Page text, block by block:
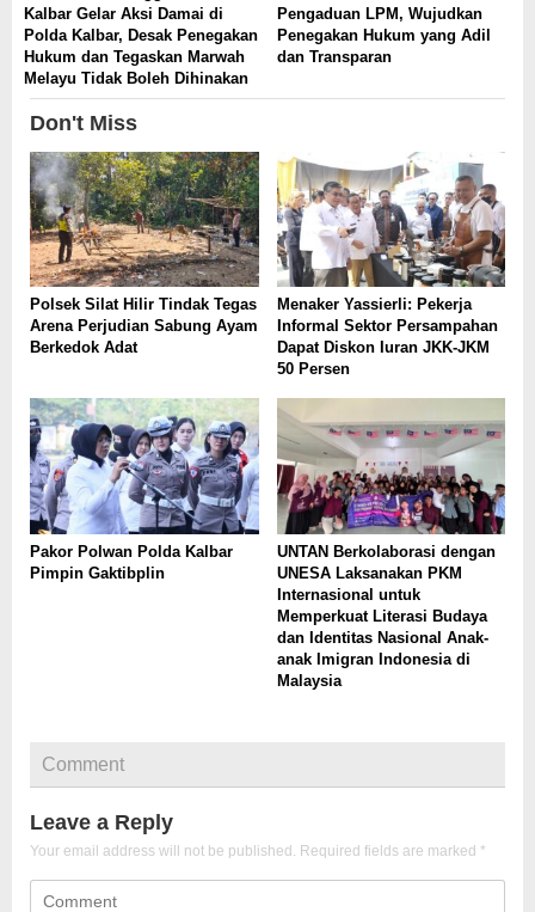
Kalbar Gelar Aksi Damai di
Polda Kalbar, Desak Penegakan
Hukum dan Tegaskan Marwah
Melayu Tidak Boleh Dihinakan
Pengaduan LPM, Wujudkan
Penegakan Hukum yang Adil
dan Transparan
Don't Miss
Polsek Silat Hilir Tindak Tegas
Arena Perjudian Sabung Ayam
Berkedok Adat
Menaker Yassierli: Pekerja
Informal Sektor Persampahan
Dapat Diskon Iuran JKK-JKM
50 Persen
Pakor Polwan Polda Kalbar
Pimpin Gaktibplin
UNTAN Berkolaborasi dengan
UNESA Laksanakan PKM
Internasional untuk
Memperkuat Literasi Budaya
dan Identitas Nasional Anak-
anak Imigran Indonesia di
Malaysia
Comment
Leave a Reply
Your email address will not be published. Required fields are marked *